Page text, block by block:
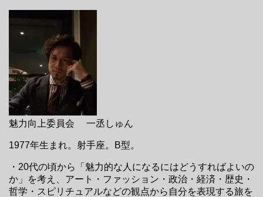
魅力向上委員会 一丞しゅん
1977年生まれ。射手座。B型。
・20代の頃から「魅力的な人になるにはどうすればよいの
か」を考え、アート・ファッション・政治・経済・歴史・
哲学・スピリチュアルなどの観点から自分を表現する旅を